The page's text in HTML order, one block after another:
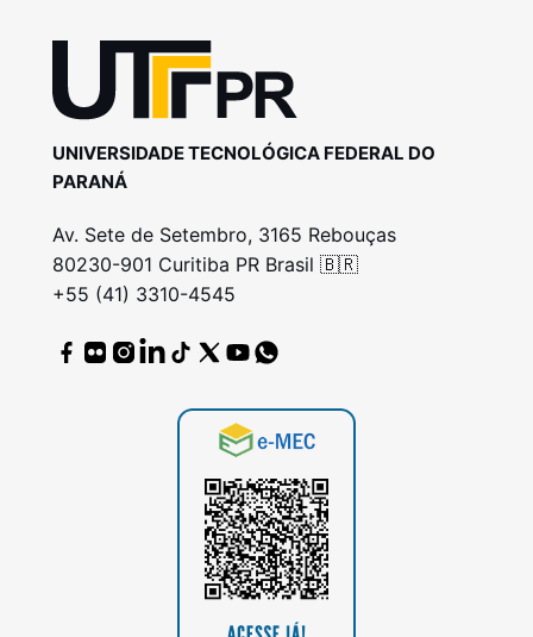
UNIVERSIDADE TECNOLÓGICA FEDERAL DO
PARANÁ
Av. Sete de Setembro, 3165 Rebouças
80230-901 Curitiba PR Brasil 🇧🇷
+55 (41) 3310-4545